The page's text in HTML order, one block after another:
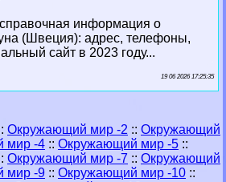
информация о
(Швеция): адрес, телефоны,
сайт в 2023 году...
19 06 2026 17:25:35
Окружающий мир -2 :: Окружающий
мир -4 :: Окружающий мир -5 ::
Окружающий мир -7 :: Окружающий
мир -9 :: Окружающий мир -10 ::